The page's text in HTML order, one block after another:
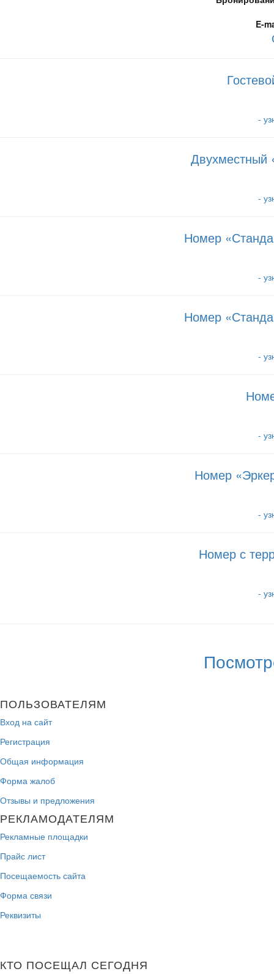
E-
-
Двухместный
-
Номер
-
Номер
-
-
Номер
-
Номер с
-
ПОЛЬЗОВАТЕЛЯМ
Вход на сайт
Регистрация
Общая информация
Форма жалоб
Отзывы и предложения
РЕКЛАМОДАТЕЛЯМ
Рекламные площадки
Прайс лист
Посещаемость сайта
Форма связи
Реквизиты
КТО ПОСЕЩАЛ СЕГОДНЯ